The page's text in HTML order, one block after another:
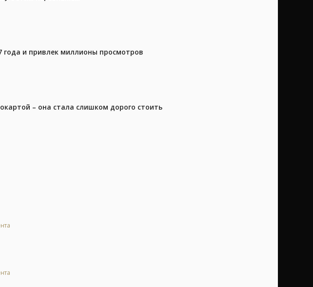
года и привлек миллионы просмотров
– она стала слишком дорого стоить